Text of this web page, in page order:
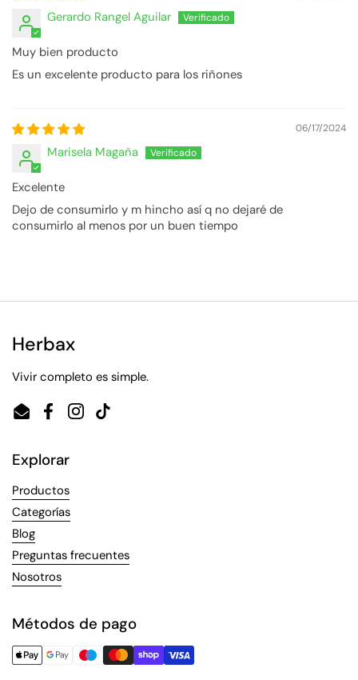
Gerardo Rangel Aguilar
Muy bien producto
Es un excelente producto para los riñones
06/17/2024
Marisela Magaña
Excelente
Dejo de consumirlo y m hincho así q no dejaré de
consumirlo al menos por un buen tiempo
Herbax
Vivir completo es simple.
EmailFacebook
Instagram
TikTok
Explorar
Productos
Categorías
Blog
Preguntas frecuentes
Nosotros
Métodos de pago